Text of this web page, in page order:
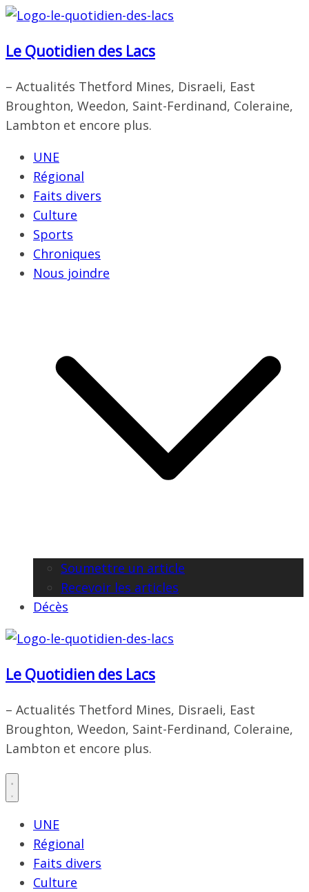
Passer
contenu
Le Quotidien des Lacs
– Actualités Thetford Mines, Disraeli, East
Broughton, Weedon, Saint-Ferdinand, Coleraine,
Lambton et encore plus.
UNE
Régional
Faits divers
Culture
Sports
Chroniques
Nous joindre
Soumettre un article
Recevoir les articles
Décès
Le Quotidien des Lacs
– Actualités Thetford Mines, Disraeli, East
Broughton, Weedon, Saint-Ferdinand, Coleraine,
Lambton et encore plus.
UNE
Régional
Faits divers
Culture